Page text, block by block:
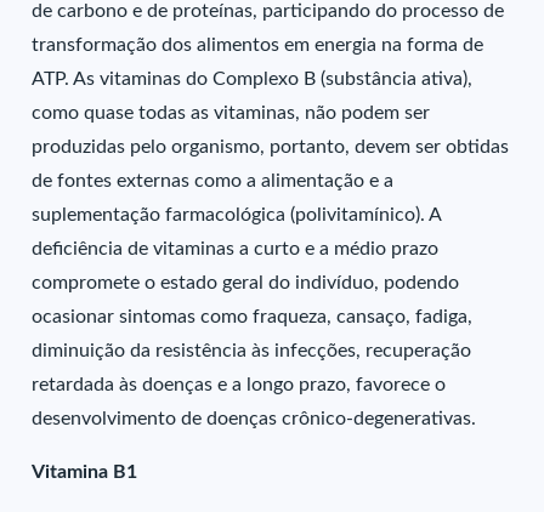
de carbono e de proteínas, participando do processo de
transformação dos alimentos em energia na forma de
ATP. As vitaminas do Complexo B (substância ativa),
como quase todas as vitaminas, não podem ser
produzidas pelo organismo, portanto, devem ser obtidas
de fontes externas como a alimentação e a
suplementação farmacológica (polivitamínico). A
deficiência de vitaminas a curto e a médio prazo
compromete o estado geral do indivíduo, podendo
ocasionar sintomas como fraqueza, cansaço, fadiga,
diminuição da resistência às infecções, recuperação
retardada às doenças e a longo prazo, favorece o
desenvolvimento de doenças crônico-degenerativas.
Vitamina B1